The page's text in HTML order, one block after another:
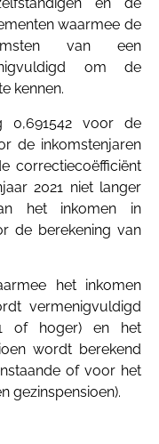
waarmee de
van een
om de
kennen.
0,691542 voor de
de inkomstenjaren
correctiecoëfficiënt
2021 niet langer
het inkomen in
de berekening van
het inkomen
vermenigvuldigd
of hoger) en het
wordt berekend
of voor het
gezinspensioen).